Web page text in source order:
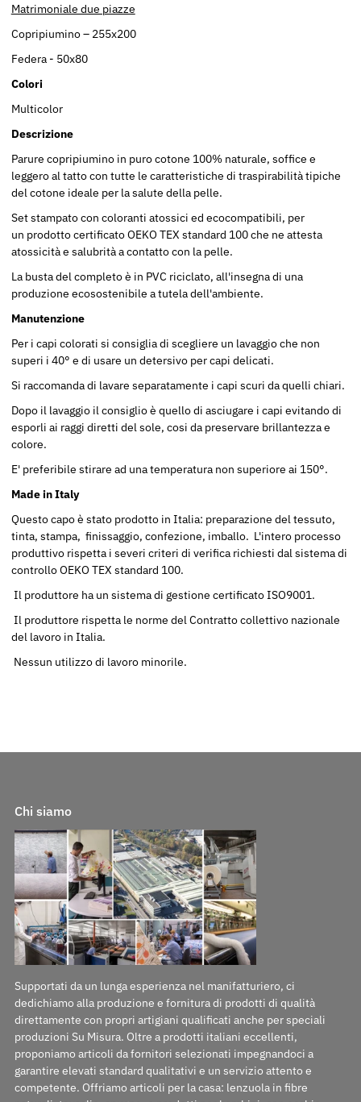
Matrimoniale due piazze
Copripiumino – 255x200
Federa - 50x80
Colori
Multicolor
Descrizione
Parure copripiumino in puro cotone 100% naturale, soffice e
leggero al tatto con tutte le caratteristiche di traspirabilità tipiche
del cotone ideale per la salute della pelle.
Set stampato con coloranti atossici ed ecocompatibili, per
un prodotto certificato OEKO TEX standard 100 che ne attesta
atossicità e salubrità a contatto con la pelle.
La busta del completo è in PVC riciclato, all'insegna di una
produzione ecosostenibile a tutela dell'ambiente.
Manutenzione
Per i capi colorati si consiglia di scegliere un lavaggio che non
superi i 40° e di usare un detersivo per capi delicati.
Si raccomanda di lavare separatamente i capi scuri da quelli chiari.
Dopo il lavaggio il consiglio è quello di asciugare i capi evitando di
esporli ai raggi diretti del sole, cosi da preservare brillantezza e
colore.
E' preferibile stirare ad una temperatura non superiore ai 150°.
Made in Italy
Questo capo è stato prodotto in Italia: preparazione del tessuto,
tinta, stampa, finissaggio, confezione, imballo. L'intero processo
produttivo rispetta i severi criteri di verifica richiesti dal sistema di
controllo OEKO TEX standard 100.
Il produttore ha un sistema di gestione certificato ISO9001.
Il produttore rispetta le norme del Contratto collettivo nazionale
del lavoro in Italia.
Nessun utilizzo di lavoro minorile.
Chi siamo
Supportati da un lunga esperienza nel manifatturiero, ci
dedichiamo alla produzione e fornitura di prodotti di qualità
direttamente con propri artigiani qualificati anche per speciali
produzioni Su Misura. Oltre a prodotti italiani eccellenti,
proponiamo articoli da fornitori selezionati impegnandoci a
garantire elevati standard qualitativi e un servizio attento e
competente. Offriamo articoli per la casa: lenzuola in fibre